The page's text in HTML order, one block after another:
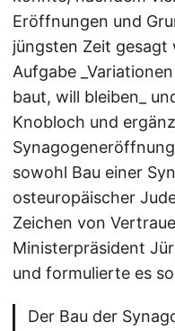
Eröffnungen und
jüngsten Zeit gesagt
Aufgabe
baut, will bleiben_
Knobloch und
sowohl Bau einer
osteuropäischer
Zeichen von
Ministerpräsident
und formulierte es
Der Bau der